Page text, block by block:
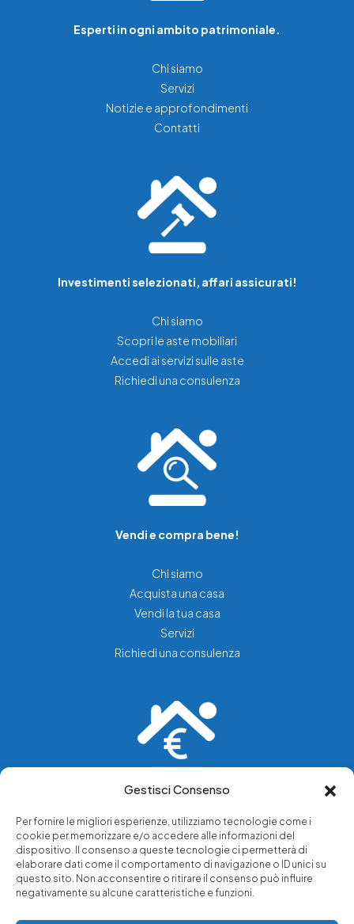
Gestisci Consenso
Per fornire le migliori esperienze, utilizziamo tecnologie come i
cookie per memorizzare e/o accedere alle informazioni del
dispositivo. Il consenso a queste tecnologie ci permetterà di
elaborare dati come il comportamento di navigazione o ID unici su
questo sito. Non acconsentire o ritirare il consenso può influire
negativamente su alcune caratteristiche e funzioni.
Esperti in ogni ambito patrimoniale.
Chi siamo
Servizi
Notizie e approfondimenti
Contatti
Investimenti selezionati, affari assicurati!
Chi siamo
Scopri le aste mobiliari
Accedi ai servizi sulle aste
Richiedi una consulenza
Vendi e compra bene!
Chi siamo
Acquista una casa
Vendi la tua casa
Servizi
Richiedi una consulenza
Chi siamo
Servizi di tutela legale
Notizie e approfondimenti